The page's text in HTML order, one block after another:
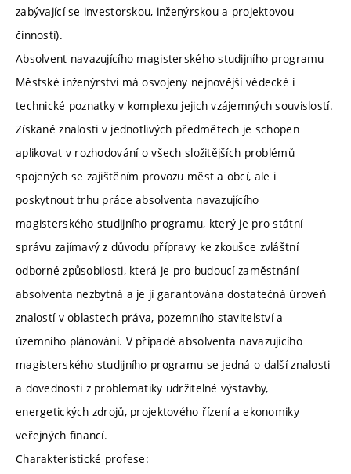
zabývající se investorskou, inženýrskou a projektovou
činností).
Absolvent navazujícího magisterského studijního programu
Městské inženýrství má osvojeny nejnovější vědecké i
technické poznatky v komplexu jejich vzájemných souvislostí.
Získané znalosti v jednotlivých předmětech je schopen
aplikovat v rozhodování o všech složitějších problémů
spojených se zajištěním provozu měst a obcí, ale i
poskytnout trhu práce absolventa navazujícího
magisterského studijního programu, který je pro státní
správu zajímavý z důvodu přípravy ke zkoušce zvláštní
odborné způsobilosti, která je pro budoucí zaměstnání
absolventa nezbytná a je jí garantována dostatečná úroveň
znalostí v oblastech práva, pozemního stavitelství a
územního plánování. V případě absolventa navazujícího
magisterského studijního programu se jedná o další znalosti
a dovednosti z problematiky udržitelné výstavby,
energetických zdrojů, projektového řízení a ekonomiky
veřejných financí.
Charakteristické profese: